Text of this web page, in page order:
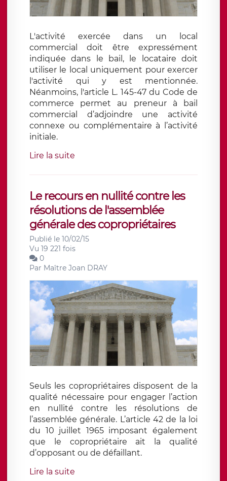
L'activité exercée dans un local
commercial doit être expressément
indiquée dans le bail, le locataire doit
utiliser le local uniquement pour exercer
l'activité qui y est mentionnée.
Néanmoins, l'article L. 145-47 du Code de
commerce permet au preneur à bail
commercial d’adjoindre une activité
connexe ou complémentaire à l’activité
initiale.
Lire la suite
Le recours en nullité contre les
résolutions de l'assemblée
générale des copropriétaires
Publié le 10/02/15
Vu 19 221 fois
0
Par Maître Joan DRAY
Seuls les copropriétaires disposent de la
qualité nécessaire pour engager l’action
en nullité contre les résolutions de
l’assemblée générale. L’article 42 de la loi
du 10 juillet 1965 imposant également
que le copropriétaire ait la qualité
d’opposant ou de défaillant.
Lire la suite